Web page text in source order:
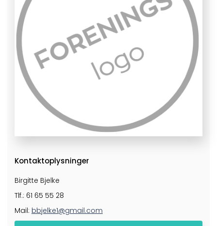
Kontaktoplysninger
Birgitte Bjelke
Tlf.: 61 65 55 28
Mail: bbjelke1@gmail.com